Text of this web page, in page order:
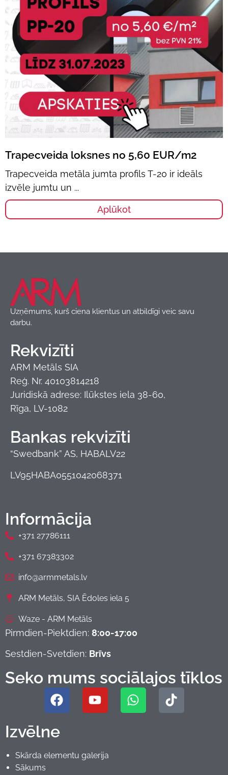
Trapecveida loksnes no 5,60 EUR/m2
Trapecveida metāla jumta profils T-20 ir ideāls
izvēle jumtu un
Aplūkot
Uzņēmums, kurš ciena klientus un atbildīgi veic savu
darbu.
Rekvizīti
ARM Metāls SIA
Reģ. Nr. 40103814218
Juridiskā adrese: Ilūkstes iela 38-60,
Rīga, LV-1082
Bankas rekvizīti
“Swedbank” AS, HABALV22
LV95HABA0551042068371
Informācija
+371 27786111
+371 67383302
info@armmetals.lv
ARM Metāls, SIA Ēdoles iela 5
Waze - ARM Metāls
Pirmdien-Piektdien: 8:00-17:00
Sestdien-Svetdien: Brīvs
Seko mums sociālajos tīklos
Izvēlne
Skārda elementu galerija
Sākums